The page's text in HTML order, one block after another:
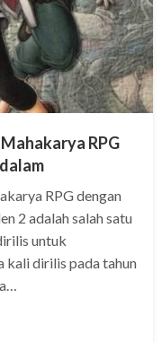
RPG
RPG dengan
2 adalah salah satu
untuk
kali dirilis pada tahun